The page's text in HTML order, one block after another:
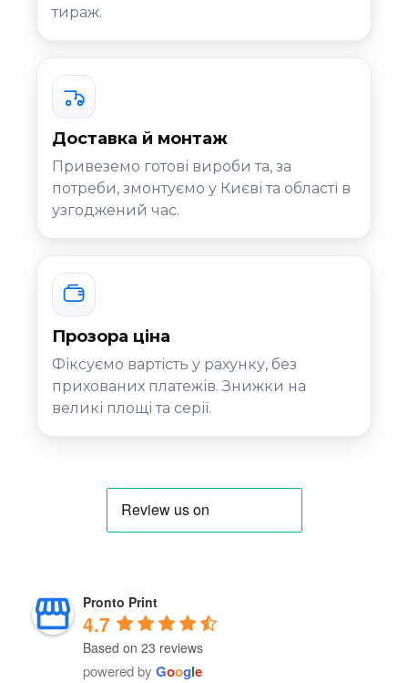
тираж.
Доставка й монтаж
Привеземо готові вироби та, за
потреби, змонтуємо у Києві та області в
узгоджений час.
Прозора ціна
Фіксуємо вартість у рахунку, без
прихованих платежів. Знижки на
великі площі та серії.
Pronto Print
4.7
Based on 23 reviews
powered by Google